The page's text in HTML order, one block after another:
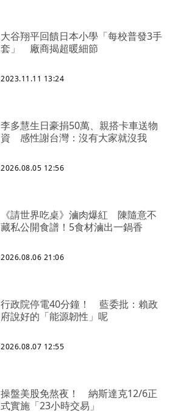
大谷翔平回饋日本小學「每校普發3手
套」 廠商揭超暖細節
2023.11.11 13:24
李多慧生日豪捐50萬、親搭卡車送物
資 感性謝台灣：沒有大家就沒我
2026.08.05 12:56
《請世界吃桌》滷肉爆紅 陳隨意不
藏私公開食譜！5食材滷出一鍋香
2026.08.06 21:06
行政院停電40分鐘！ 藍委批：賴政
府說好的「能源韌性」呢
2026.08.07 12:55
操盤美股免熬夜！ 納斯達克12/6正
式實施「23小時交易」